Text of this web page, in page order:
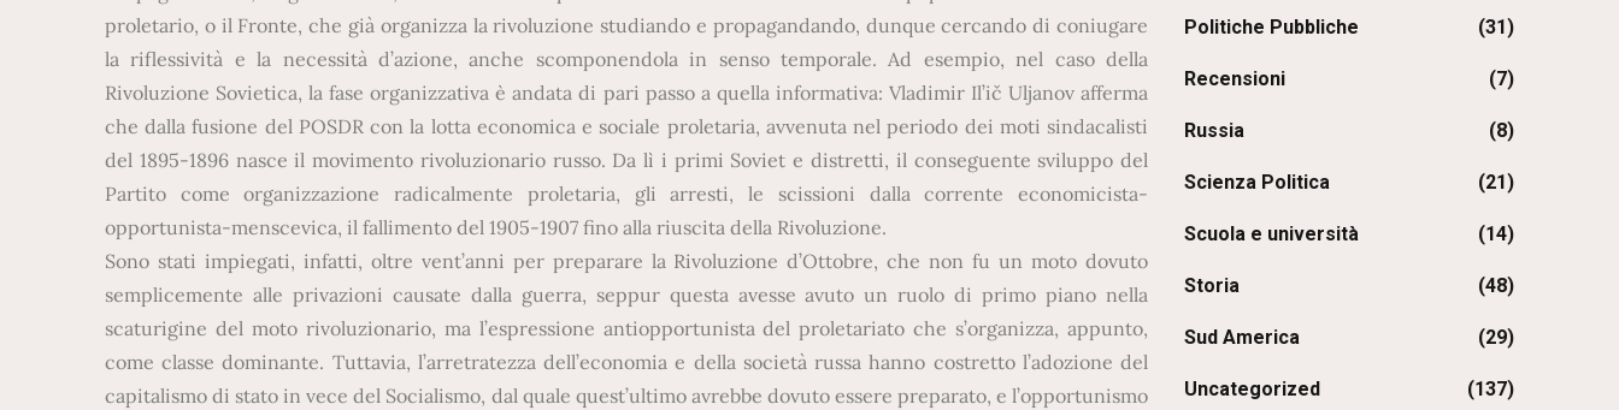
proletario, o il Fronte, che già organizza la rivoluzione studiando e propagandando, dunque cercando di coniugare
la riflessività e la necessità d’azione, anche scomponendola in senso temporale. Ad esempio, nel caso della
Rivoluzione Sovietica, la fase organizzativa è andata di pari passo a quella informativa: Vladimir Il’ič Uljanov afferma
che dalla fusione del POSDR con la lotta economica e sociale proletaria, avvenuta nel periodo dei moti sindacalisti
del 1895-1896 nasce il movimento rivoluzionario russo. Da lì i primi Soviet e distretti, il conseguente sviluppo del
Partito come organizzazione radicalmente proletaria, gli arresti, le scissioni dalla corrente economicista-
opportunista-menscevica, il fallimento del 1905-1907 fino alla riuscita della Rivoluzione.
Sono stati impiegati, infatti, oltre vent’anni per preparare la Rivoluzione d’Ottobre, che non fu un moto dovuto
semplicemente alle privazioni causate dalla guerra, seppur questa avesse avuto un ruolo di primo piano nella
scaturigine del moto rivoluzionario, ma l’espressione antiopportunista del proletariato che s’organizza, appunto,
come classe dominante. Tuttavia, l’arretratezza dell’economia e della società russa hanno costretto l’adozione del
capitalismo di stato in vece del Socialismo, dal quale quest’ultimo avrebbe dovuto essere preparato, e l’opportunismo
Politiche Pubbliche (31)
Recensioni (7)
Russia (8)
Scienza Politica (21)
Scuola e università (14)
Storia (48)
Sud America (29)
Uncategorized (137)